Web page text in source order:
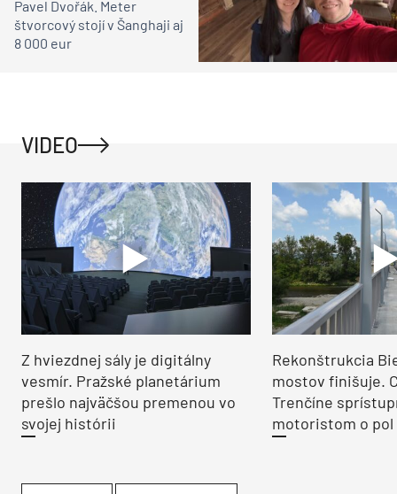
Pavel Dvořák. Meter
štvorcový stojí v Šanghaji aj
8 000 eur
VIDEO
Z hviezdnej sály je digitálny
vesmír. Pražské planetárium
prešlo najväčšou premenou vo
svojej histórii
Rekonštrukcia
mostov finišuje.
Trenčíne
motoristom o pol